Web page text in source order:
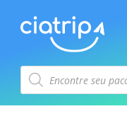
Pesquisar
produtos